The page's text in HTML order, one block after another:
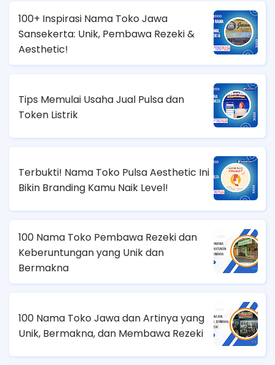
100+ Inspirasi Nama Toko Jawa
Sansekerta: Unik, Pembawa Rezeki &
Aesthetic!
Tips Memulai Usaha Jual Pulsa dan
Token Listrik
Terbukti! Nama Toko Pulsa Aesthetic Ini
Bikin Branding Kamu Naik Level!
100 Nama Toko Pembawa Rezeki dan
Keberuntungan yang Unik dan
Bermakna
100 Nama Toko Jawa dan Artinya yang
Unik, Bermakna, dan Membawa Rezeki